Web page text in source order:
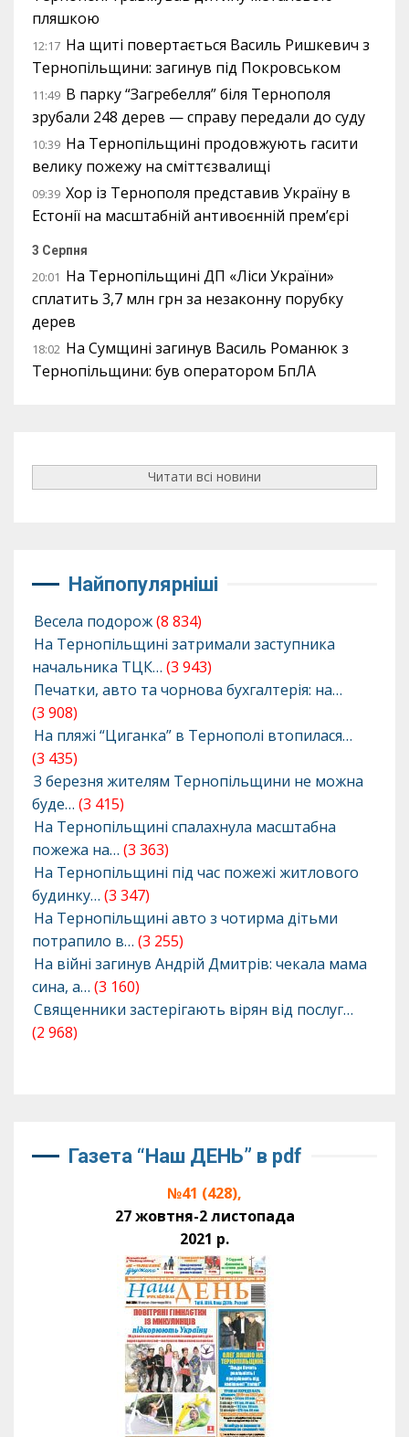
пляшкою
12:17 На щиті повертається Василь Ришкевич з
Тернопільщини: загинув під Покровськом
11:49 В парку “Загребелля” біля Тернополя
зрубали 248 дерев — справу передали до суду
10:39 На Тернопільщині продовжують гасити
велику пожежу на сміттєзвалищі
09:39 Хор із Тернополя представив Україну в
Естонії на масштабній антивоєнній прем’єрі
3 Серпня
20:01 На Тернопільщині ДП «Ліси України»
сплатить 3,7 млн грн за незаконну порубку
дерев
18:02 На Сумщині загинув Василь Романюк з
Тернопільщини: був оператором БпЛА
Читати всі новини
Найпопулярніші
Весела подорож(8 834)
На Тернопільщині затримали заступника
начальника ТЦК… (3 943)
Печатки, авто та чорнова бухгалтерія: на…
(3 908)
На пляжі “Циганка” в Тернополі втопилася…
(3 435)
З березня жителям Тернопільщини не можна
буде… (3 415)
На Тернопільщині спалахнула масштабна
пожежа на… (3 363)
На Тернопільщині під час пожежі житлового
будинку… (3 347)
На Тернопільщині авто з чотирма дітьми
потрапило в… (3 255)
На війні загинув Андрій Дмитрів: чекала мама
сина, а… (3 160)
Священники застерігають вірян від послуг…
(2 968)
Газета “Наш ДЕНЬ” в pdf
№41 (428),
27 жовтня-2 листопада
2021 р.